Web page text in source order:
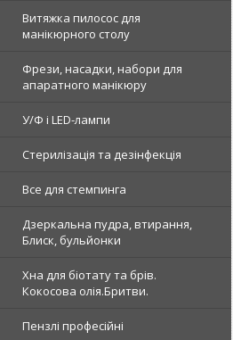
Витяжка пилосос для
манікюрного столу
Фрези, насадки, набори для
апаратного манікюру
У/Ф і LED-лампи
Стерилізація та дезінфекція
Все для стемпинга
Дзеркальна пудра, втирання,
Блиск, бульйонки
Хна для біотату та брів.
Кокосова олія.Бритви.
Пензлі професійні